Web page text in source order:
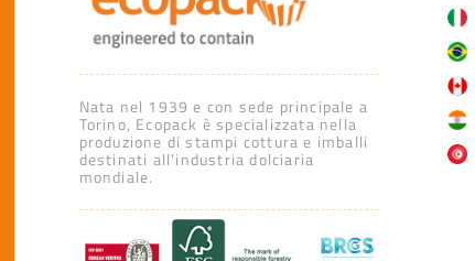
Nata nel 1939 e con sede principale a
Torino, Ecopack è specializzata nella
produzione di stampi cottura e imballi
destinati all’industria dolciaria
mondiale.